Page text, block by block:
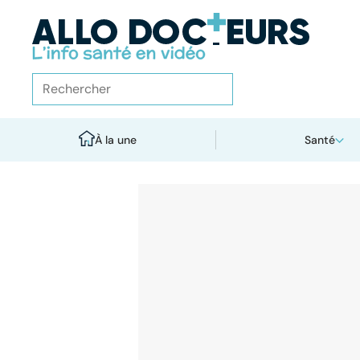
À la une Santé